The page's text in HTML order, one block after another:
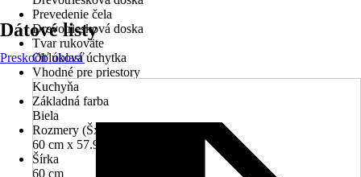
Prevedenie čela
Drevotriesková doska
Tvar rukoväte
Oblúková úchytka
Vhodné pre priestory
Kuchyňa
Základná farba
Biela
Rozmery (ŠxVxH)
60 cm x 57.9 cm x 60 cm
Šírka
60 cm
Dátové listy
Preskočiť oblasť